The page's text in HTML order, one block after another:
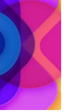
483/GP-BTTTT